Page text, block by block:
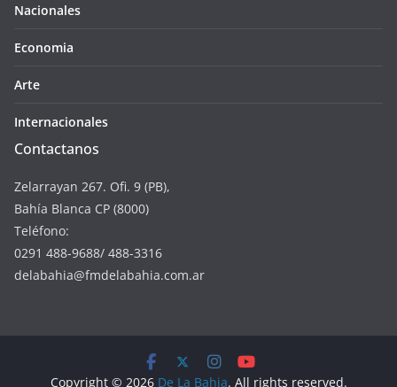
Nacionales
Economia
Arte
Internacionales
Contactanos
Zelarrayan 267. Ofi. 9 (PB),
Bahía Blanca CP (8000)
Teléfono:
0291 488-9688/ 488-3316
delabahia@fmdelabahia.com.ar
Copyright © 2026 De La Bahia. All rights reserved.